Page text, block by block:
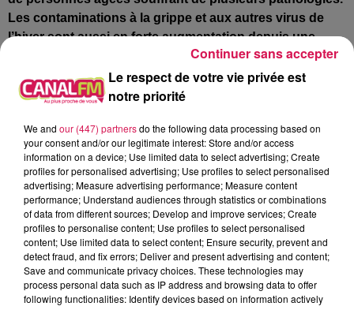
Les contaminations à la grippe et aux autres virus de
l’hiver sont aussi en forte augmentation depuis une
semaine, provoquant une saturation non justifiée au
niveau des urgences. Une visite préalable chez votre
médecin traitant est amplement suffisante dans 99 %
rappelle qu’il existe aussi à Hirson, à Vervins, au
Nouvion-en-Thiérache, à Guise, à l’hôpital d’Avesnes ou
bien encore sur Maubeuge, des maisons médicales de
garde ou des consultations en médecine générale
ouvertes à tous, parfois jusqu’à 22h ou minuit et sans
rendez-vous !
Hirson : le décès brutal de Françoise Haussy, ancienne
professeur de lettres et militante des droits de l’enfant
Chevallier dans l’Ordre national du Mérite pour ses
Le respect de votre vie privée est
notre priorité
We and our (447) partnersdo the following data processing based on
your consent and/or our legitimate interest: Store and/or access
information on a device; Use limited data to select advertising; Create
profiles for personalised advertising; Use profiles to select personalised
advertising; Measure advertising performance; Measure content
performance; Understand audiences through statistics or combinations
of data from different sources; Develop and improve services; Create
profiles to personalise content; Use profiles to select personalised
content; Use limited data to select content; Ensure security, prevent and
detect fraud, and fix errors; Deliver and present advertising and content;
Save and communicate privacy choices. These technologies may
process personal data such as IP address and browsing data to offer
following functionalities: Identify devices based on information actively
Continuer sans accepter